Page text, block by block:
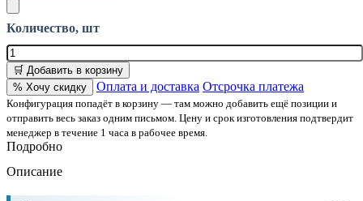
Количество, шт
🛒 Добавить в корзину
% Хочу скидку
Оплата и доставка Отсрочка платежа
Конфигурация попадёт в корзину — там можно добавить ещё позиции и
отправить весь заказ одним письмом. Цену и срок изготовления подтвердит
менеджер в течение 1 часа в рабочее время.
Подробно
Описание